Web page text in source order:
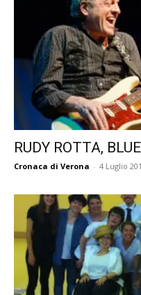
RUDY ROTTA,
Cronaca di Verona - 4 Luglio